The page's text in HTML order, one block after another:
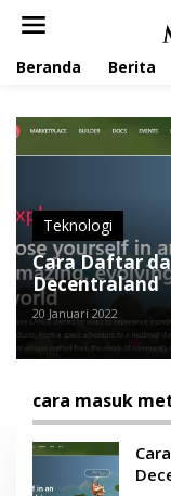
Beranda Berita
Membuat
cara masuk